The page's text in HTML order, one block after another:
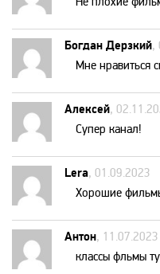
Nat Geo Wild
Nick Jr
Nickelodeon
Paramount Channel
Богдан Дерзкий,
Мне нравиться
Алексей,
Супер канал!
Lera, 01.09.2023
Хорошие
Антон, 11.07.2023
классы фльмы